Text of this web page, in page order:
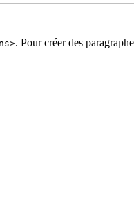
. Pour créer des